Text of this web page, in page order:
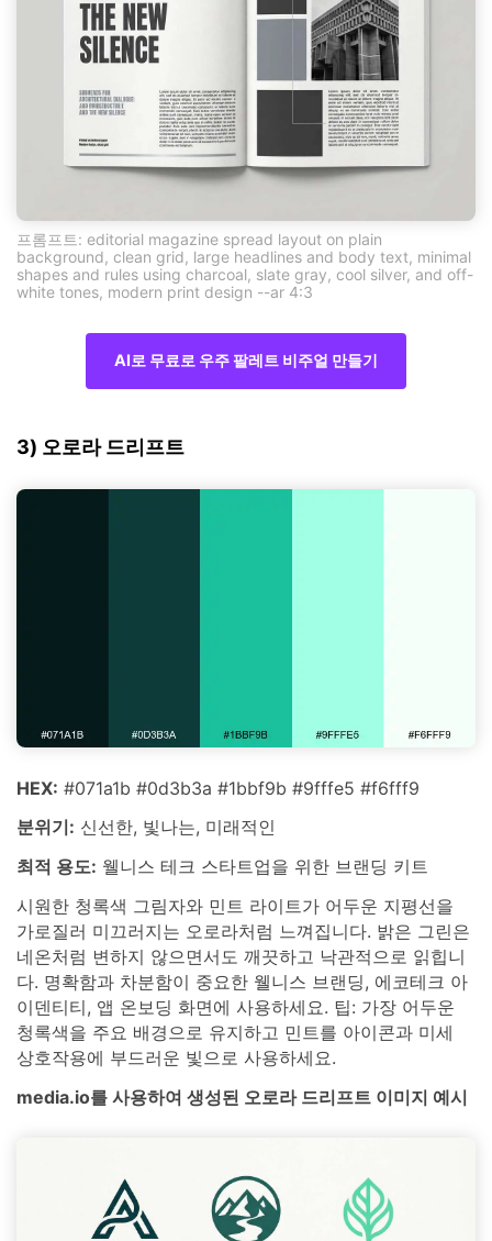
프롬프트: editorial magazine spread layout on plain
background, clean grid, large headlines and body text, minimal
shapes and rules using charcoal, slate gray, cool silver, and off-
white tones, modern print design --ar 4:3
AI로 무료로 우주 팔레트 비주얼 만들기
3) 오로라 드리프트
HEX: #071a1b #0d3b3a #1bbf9b #9fffe5 #f6fff9
분위기: 신선한, 빛나는, 미래적인
최적 용도: 웰니스 테크 스타트업을 위한 브랜딩 키트
시원한 청록색 그림자와 민트 라이트가 어두운 지평선을
가로질러 미끄러지는 오로라처럼 느껴집니다. 밝은 그린은
네온처럼 변하지 않으면서도 깨끗하고 낙관적으로 읽힙니
다. 명확함과 차분함이 중요한 웰니스 브랜딩, 에코테크 아
이덴티티, 앱 온보딩 화면에 사용하세요. 팁: 가장 어두운
청록색을 주요 배경으로 유지하고 민트를 아이콘과 미세
상호작용에 부드러운 빛으로 사용하세요.
media.io를 사용하여 생성된 오로라 드리프트 이미지 예시